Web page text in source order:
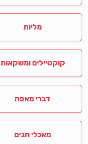
מליות
קוקטיילים ומשקאות
דברי מאפה
מאכלי חגים